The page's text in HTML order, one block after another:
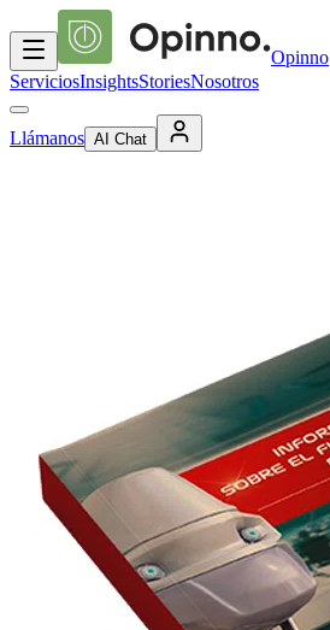
Opinno
ServiciosInsightsStoriesNosotros
Llámanos AI Chat